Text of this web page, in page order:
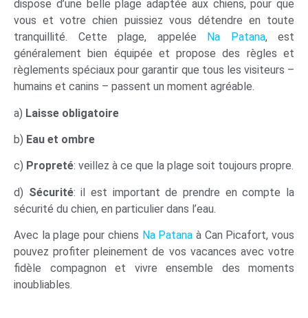
dispose d’une belle plage adaptée aux chiens, pour que
vous et votre chien puissiez vous détendre en toute
tranquillité. Cette plage, appelée Na Patana, est
généralement bien équipée et propose des règles et
règlements spéciaux pour garantir que tous les visiteurs –
humains et canins – passent un moment agréable.
a) Laisse obligatoire
b) Eau et ombre
c) Propreté: veillez à ce que la plage soit toujours propre.
d) Sécurité: il est important de prendre en compte la
sécurité du chien, en particulier dans l’eau.
Avec la plage pour chiens Na Patana à Can Picafort, vous
pouvez profiter pleinement de vos vacances avec votre
fidèle compagnon et vivre ensemble des moments
inoubliables.